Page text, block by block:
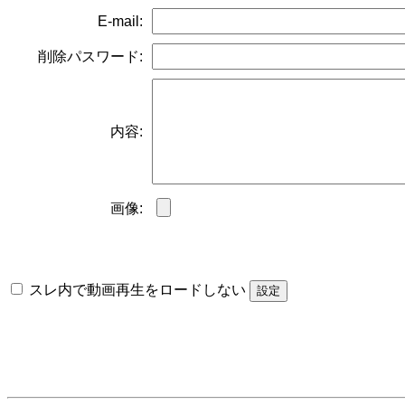
E-mail:
削除パスワード:
内容:
画像:
スレ内で動画再生をロードしない